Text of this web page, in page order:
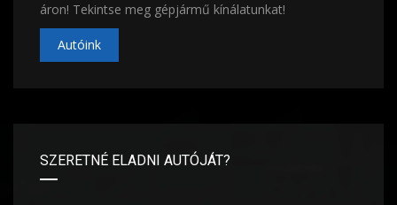
áron! Tekintse meg gépjármű kínálatunkat!
Autóink
SZERETNÉ ELADNI AUTÓJÁT?